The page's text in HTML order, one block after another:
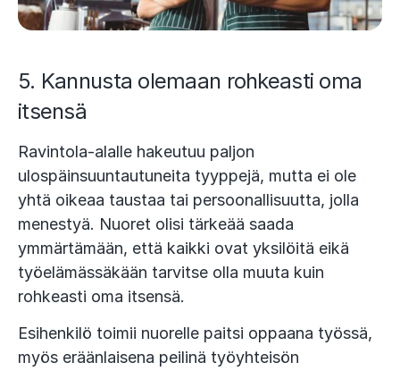
5. Kannusta olemaan rohkeasti oma
itsensä
Ravintola-alalle hakeutuu paljon
ulospäinsuuntautuneita tyyppejä, mutta ei ole
yhtä oikeaa taustaa tai persoonallisuutta, jolla
menestyä. Nuoret olisi tärkeää saada
ymmärtämään, että kaikki ovat yksilöitä eikä
työelämässäkään tarvitse olla muuta kuin
rohkeasti oma itsensä.
Esihenkilö toimii nuorelle paitsi oppaana työssä,
myös eräänlaisena peilinä työyhteisön